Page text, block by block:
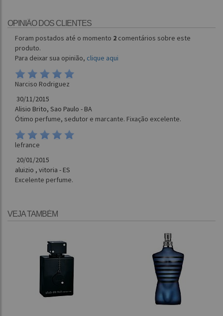
OPINIÃO DOS CLIENTES
Foram postados até o momento 2 comentários sobre este
produto.
Para deixar sua opinião, clique aqui
Narciso Rodriguez
30/11/2015
Alisio Brito, Sao Paulo - BA
Ótimo perfume, sedutor e marcante. Fixação excelente.
lefrance
20/01/2015
aluizio , vitoria - ES
Excelente perfume.
VEJA TAMBÉM